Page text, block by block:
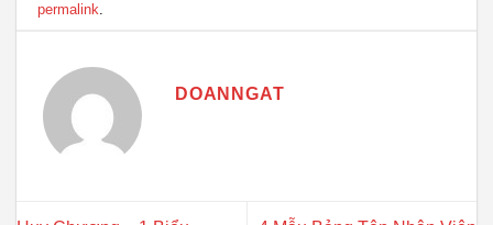
permalink.
DOANNGAT